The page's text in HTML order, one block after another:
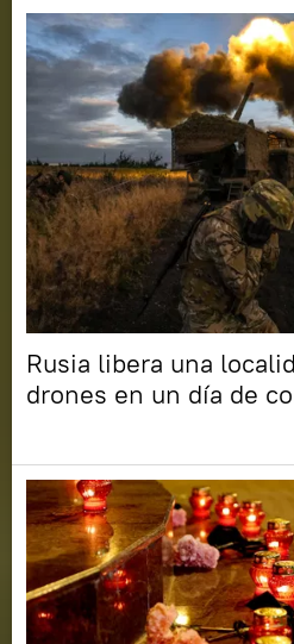
Rusia libera una
drones en un día de